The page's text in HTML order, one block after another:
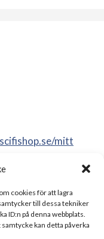
cookies för att lagra
till dessa tekniker
ID:n på denna webbplats.
kan detta påverka
mitt